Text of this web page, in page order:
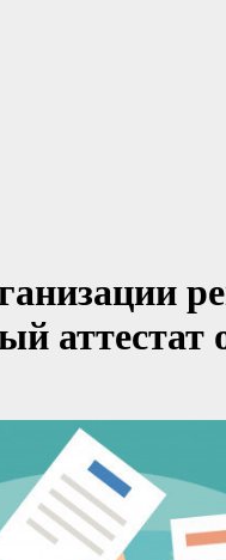
аттестат